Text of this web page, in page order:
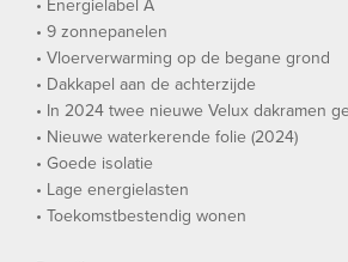
• Energielabel A
• 9 zonnepanelen
• Vloerverwarming op de begane grond
• Dakkapel aan de achterzijde
• In 2024 twee nieuwe Velux dakramen
• Nieuwe waterkerende folie (2024)
• Goede isolatie
• Lage energielasten
• Toekomstbestendig wonen